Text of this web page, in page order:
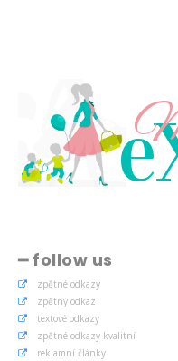
━ follow us
zpětné odkazy
zpětný odkaz
textové odkazy
zpětné odkazy kvalitní
reklamní články